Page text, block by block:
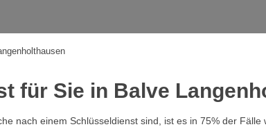
für Sie in Balve
nach einem Schlüsseldienst sind, ist es in 75% der